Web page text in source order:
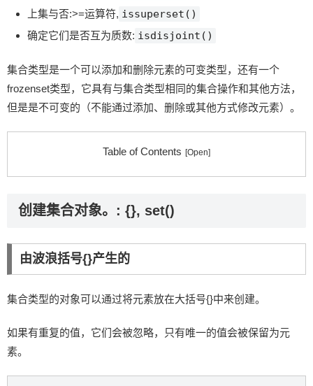
上集与否:>=运算符, issuperset()
确定它们是否互为质数: isdisjoint()
集合类型是一个可以添加和删除元素的可变类型，还有一个
frozenset类型，它具有与集合类型相同的集合操作和其他方法，
但是是不可变的（不能通过添加、删除或其他方式修改元素）。
Table of Contents
创建集合对象。: {}, set()
由波浪括号{}产生的
集合类型的对象可以通过将元素放在大括号{}中来创建。
如果有重复的值，它们会被忽略，只有唯一的值会被保留为元
素。